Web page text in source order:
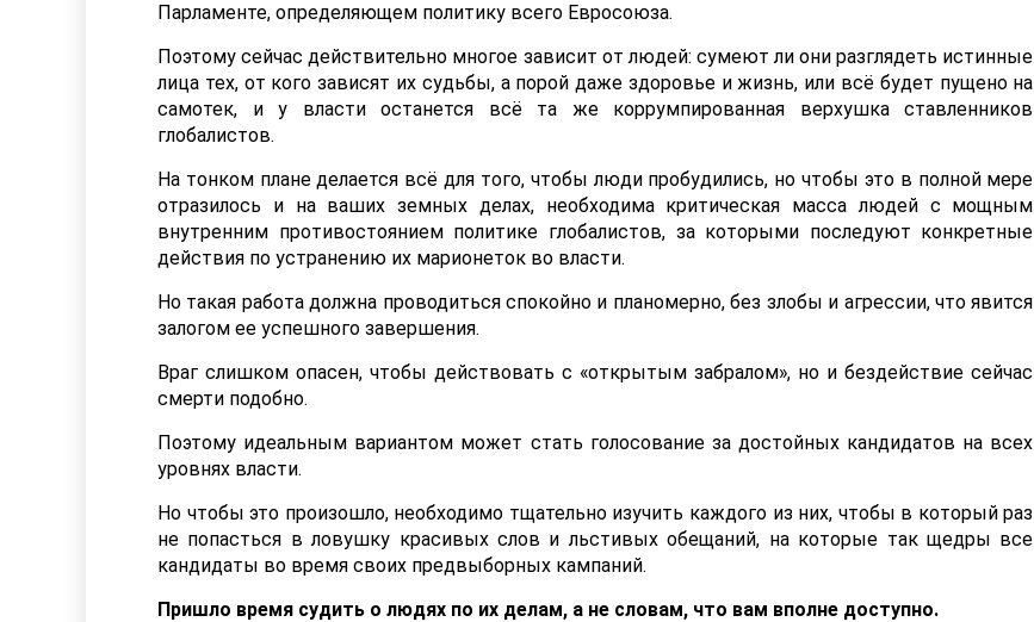
Парламенте, определяющем политику всего Евросоюза.
Поэтому сейчас действительно многое зависит от людей: сумеют ли они разглядеть истинные
лица тех, от кого зависят их судьбы, а порой даже здоровье и жизнь, или всё будет пущено на
самотек, и у власти останется всё та же коррумпированная верхушка ставленников
глобалистов.
На тонком плане делается всё для того, чтобы люди пробудились, но чтобы это в полной мере
отразилось и на ваших земных делах, необходима критическая масса людей с мощным
внутренним противостоянием политике глобалистов, за которыми последуют конкретные
действия по устранению их марионеток во власти.
Но такая работа должна проводиться спокойно и планомерно, без злобы и агрессии, что явится
залогом ее успешного завершения.
Враг слишком опасен, чтобы действовать с «открытым забралом», но и бездействие сейчас
смерти подобно.
Поэтому идеальным вариантом может стать голосование за достойных кандидатов на всех
уровнях власти.
Но чтобы это произошло, необходимо тщательно изучить каждого из них, чтобы в который раз
не попасться в ловушку красивых слов и льстивых обещаний, на которые так щедры все
кандидаты во время своих предвыборных кампаний.
Пришло время судить о людях по их делам, а не словам, что вам вполне доступно.